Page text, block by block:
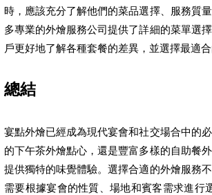
時，應該充分了解他們的菜品選擇、服務質
多專業的外燴服務公司提供了詳細的菜單選
戶更好地了解各種套餐的差異，並選擇最適合
總結
宴點外燴已經成為現代宴會和社交場合中的
的下午茶外燴點心，還是豐富多樣的自助餐
提供獨特的味覺體驗。選擇合適的外燴服務
需要根據宴會的性質、場地和賓客需求進行